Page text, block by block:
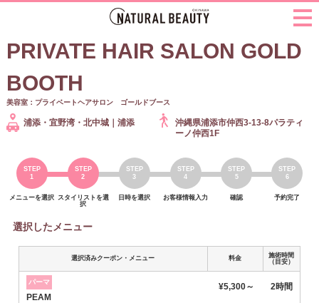
PRIVATE HAIR SALON GOLD
BOOTH
美容室：プライベートヘアサロン ゴールドブース
浦添・宜野湾・北中城｜浦添
沖縄県浦添市仲西3-13-8パラティ
ーノ仲西1F
メニューを選択 スタイリストを選
択
日時を選択 お客様情報入力 確認 予約完了
選択したメニュー
選択済みクーポン・メニュー 料金
施術時間
（目安）
パーマ
PEAM
¥5,300～ 2時間